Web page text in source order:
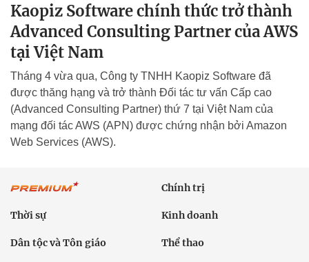
Kaopiz Software chính thức trở thành
Advanced Consulting Partner của AWS
tại Việt Nam
Tháng 4 vừa qua, Công ty TNHH Kaopiz Software đã
được thăng hạng và trở thành Đối tác tư vấn Cấp cao
(Advanced Consulting Partner) thứ 7 tại Việt Nam của
mạng đối tác AWS (APN) được chứng nhận bởi Amazon
Web Services (AWS).
Chính trị
Thời sự Kinh doanh
Dân tộc và Tôn giáo Thể thao